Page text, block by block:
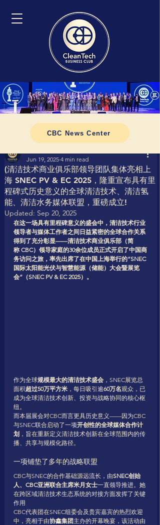
(清洁技术商业俱乐部领导团队集体亮相上
海 SNEC PV & EC 2025，隆重宣布具有里
程碑式历史意义的全球清洁技术、清洁氢
能、清洁水务媒体联盟，重磅成立!
Jun 19, 2025 4 min read
Updated: Sep 20, 2025
在这一场具有里程碑意义的盛会中，清洁技术行业
领导者与媒体工作者之间日益紧密的全球合作关系
得到了充分彰显——清洁技术商业俱乐部（简
称 CBC）领导家庭的30余位成员正式开启了中国商
务访问之旅，率先出席了在中国上海举行的“SNEC
国际太阳能光伏与智慧能源（储能）大会暨展览
会”（SNEC PV & EC 2025）。
作为全球规模最大的清洁技术盛会 ，SNEC展览总
面积超过50万平方米 ，每日吸引逾60万名观众，已
成为全球清洁技术创新、投资与战略协同的核心枢
纽。
而本届展会对CBC而言更具历史意义——因为CBC
与SNEC联合启动了一项开创性的全球媒体合作计
划 ，旨在重新定义清洁技术创新在全球范围内的传
播、共享与规模化路径。
一项铺垫了多年的战略联盟
CBC与SNEC的合作基础源远流长，由SNEC创始
人、CBC亚洲联合主席米月女士一直领导推进。她
在跨区域清洁技术生态系统的对接方面发挥了关键
作用
CBC代表团在SNEC组委会及贵宾嘉宾的热烈欢迎
中，亮相于由协鑫集团主办的开幕晚宴，该活动由
CBC News Center